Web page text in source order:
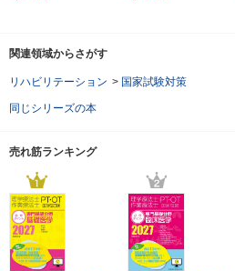
関連領域からさがす
リハビリテーション > 国家試験対策
同じシリーズの本
売れ筋ランキング